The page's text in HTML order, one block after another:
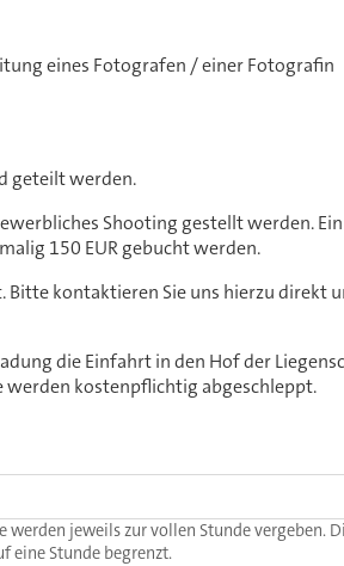
eines Fotografen / einer Fotografin
geteilt werden.
Shooting gestellt werden. Ein
150 EUR gebucht werden.
kontaktieren Sie uns hierzu direkt
die Einfahrt in den Hof der
werden kostenpflichtig abgeschleppt.
werden jeweils zur vollen Stunde vergeben.
eine Stunde begrenzt.